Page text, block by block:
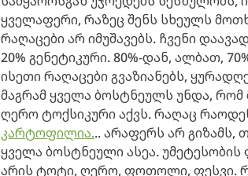
ყველაფერი, რაზეც შენს სხეულს
რაღაცები არ იმუშავებს. ჩვენი
20% გენეტიკური. 80%-დან, ალბათ,
ისეთი რაღაცები გვაზიანებს,
მაგრამ ყველა ბოსტნეულს უნდა,
ღერო ტოქსიკური აქვს. რაღაც
კარტოფილია... არაფერს არ გიზამს,
ყველა ბოსტნეული ასეა.
არის ტოტი, ღერო, ფოთოლი, ფესვი.